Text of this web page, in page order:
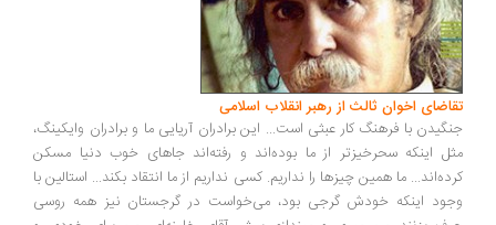
اخوان ثالث از رهبر انقلاب اسلامی
با فرهنگ کار عبثی است... این برادران آریایی ما و برادران وایکینگ،
اینکه سحرخیزتر از ما بوده‌اند و رفته‌اند جاهای خوب دنیا مسکن
ما همین چیزها را نداریم. کسی نداریم از ما انتقاد بکند... استالین با
اینکه خودش گرجی بود، می‌خواست در گرجستان نیز همه روسی